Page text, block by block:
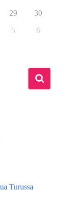
29 30
5 6
Turussa